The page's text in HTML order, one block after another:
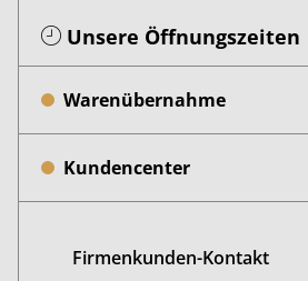
Unsere Öffnungszeiten
Warenübernahme
Kundencenter
Firmenkunden-Kontakt